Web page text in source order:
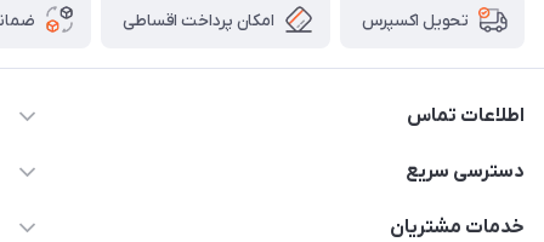
تحویل اکسپرس امکان پرداخت اقساطی
اطلاعات تماس
09171115348
دسترسی سریع
مجله فروشگاه
خدمات مشتریان